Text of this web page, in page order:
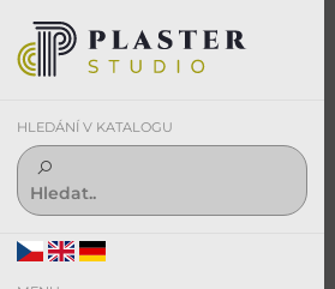
HLEDÁNÍ V KATALOGU